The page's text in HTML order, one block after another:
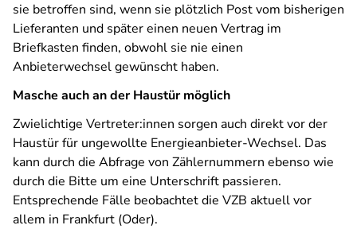
sie betroffen sind, wenn sie plötzlich Post vom bisherigen
Lieferanten und später einen neuen Vertrag im
Briefkasten finden, obwohl sie nie einen
Anbieterwechsel gewünscht haben.
Masche auch an der Haustür möglich
Zwielichtige Vertreter:innen sorgen auch direkt vor der
Haustür für ungewollte Energieanbieter-Wechsel. Das
kann durch die Abfrage von Zählernummern ebenso wie
durch die Bitte um eine Unterschrift passieren.
Entsprechende Fälle beobachtet die VZB aktuell vor
allem in Frankfurt (Oder).